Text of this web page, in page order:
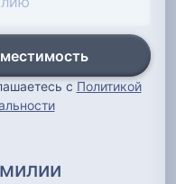
с Политикой